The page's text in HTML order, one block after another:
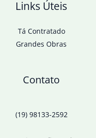
Links Úteis
Tá Contratado
Grandes Obras
Contato
(19) 98133-2592